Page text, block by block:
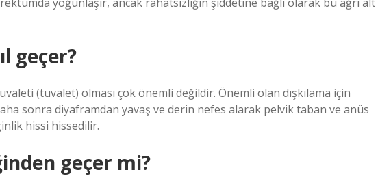
geçer?
(tuvalet) olması çok önemli değildir. Önemli olan dışkılama için
sonra diyaframdan yavaş ve derin nefes alarak pelvik taban ve anüs
hissi hissedilir.
geçer mi?